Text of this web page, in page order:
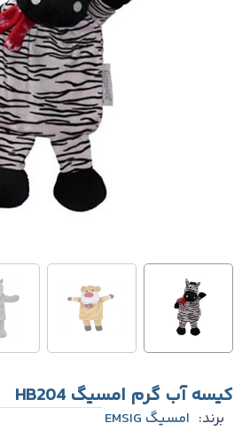
کیسه آب گرم امسیگ HB204
برند: امسیگ EMSIG